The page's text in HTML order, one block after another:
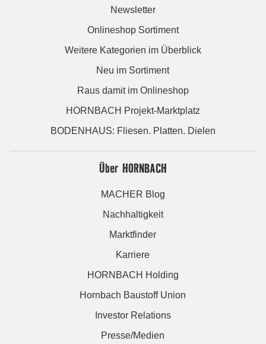
Newsletter
Onlineshop Sortiment
Weitere Kategorien im Überblick
Neu im Sortiment
Raus damit im Onlineshop
HORNBACH Projekt-Marktplatz
BODENHAUS: Fliesen. Platten. Dielen
Über HORNBACH
MACHER Blog
Nachhaltigkeit
Marktfinder
Karriere
HORNBACH Holding
Hornbach Baustoff Union
Investor Relations
Presse/Medien